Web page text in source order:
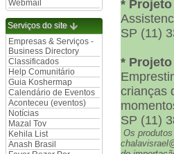
Webmail
Serviços do site
Empresas & Serviços -
Business Directory
Classificados
Help Comunitário
Guia Koshermap
Calendário de Eventos
Aconteceu (eventos)
Notícias
Mazal Tov
Kehila List
Anash Brasil
* Projeto
SP (11)
* Projeto
crianças
SP (11)
Os